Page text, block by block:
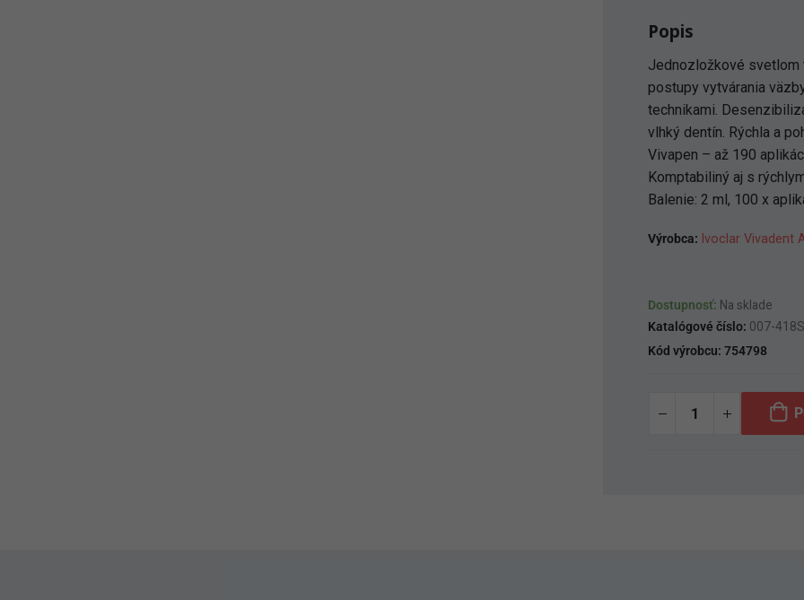
Popis
Jednozložkové svetlom
postupy vytvárania
technikami.
vlhký dentín. Rýchla a
Vivapen – až 190
Komptabiliný aj s
Balenie: 2 ml, 100 x
Výrobca: Ivoclar Vivadent
Dostupnosť: Na sklade
Katalógové číslo: 007-418S
Kód výrobcu: 754798